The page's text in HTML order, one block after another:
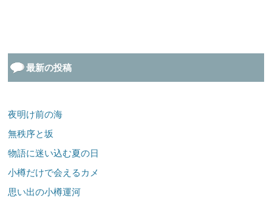
最新の投稿
夜明け前の海
無秩序と坂
物語に迷い込む夏の日
小樽だけで会えるカメ
思い出の小樽運河